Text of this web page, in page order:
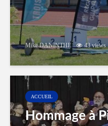
Mike DANINTHE 43 views
ACCUEIL
Hommage à